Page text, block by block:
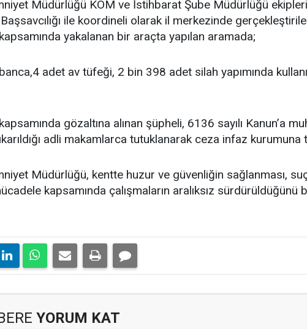
Müdürlüğü KOM ve İstihbarat Şube Müdürlüğü
ile koordineli olarak il merkezinde
yakalanan bir araçta yapılan aramada;
adet av tüfeği, 2 bin 398 adet silah yapımında
gözaltına alınan şüpheli, 6136 sayılı Kanun’a
adli makamlarca tutuklanarak ceza infaz kurumuna
Müdürlüğü, kentte huzur ve güvenliğin sağlanması,
kapsamında çalışmaların aralıksız sürdürüldüğünü
YORUM KAT